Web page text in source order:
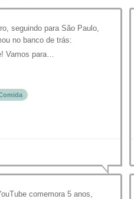
seguindo para São Paulo,
no banco de trás:
Vamos para…
comemora 5 anos,